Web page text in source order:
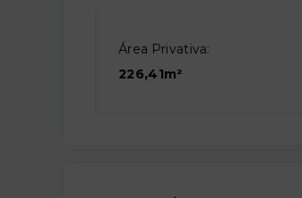
Área Privativa:
226,41m²